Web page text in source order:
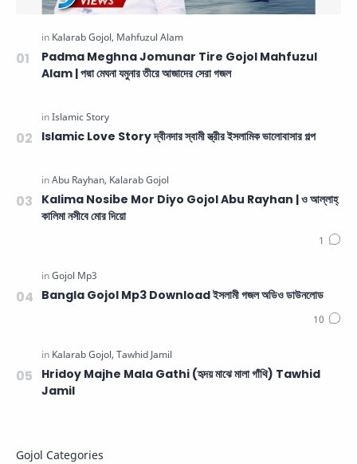
Padma Meghna Jomunar Tire Gojol Mahfuzul
Alam | পদ্মা মেঘনা যমুনার তীরে আজাদের সেরা গজল
Islamic Love Story দ্বীনদার স্বামী স্ত্রীর ইসলামিক ভালোবাসার গল্প
Kalima Nosibe Mor Diyo Gojol Abu Rayhan | ও আল্লাহ্‌
কালিমা নসীবে মোর দিয়ো
Bangla Gojol Mp3 Download ইসলামী গজল অডিও ডাউনলোড
Hridoy Majhe Mala Gathi (হৃদয় মাঝে মালা গাঁথি) Tawhid
Jamil
Gojol Categories